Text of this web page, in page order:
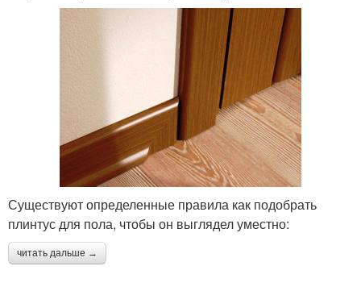
Существуют определенные правила как подобрать
плинтус для пола, чтобы он выглядел уместно:
читать дальше →